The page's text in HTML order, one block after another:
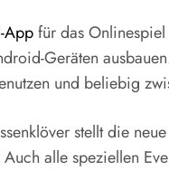
Appfür das
Geräten
und beliebig
stellt die
alle speziellen